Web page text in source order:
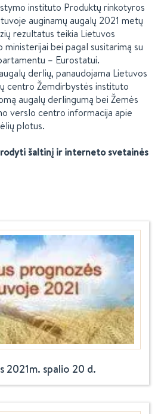
instituto Produktų rinkotyros
auginamų augalų 2021 metų
rezultatus teikia Lietuvos
ministerijai bei pagal susitarimą su
– Eurostatui.
derlių, panaudojama Lietuvos
centro Žemdirbystės instituto
augalų derlingumą bei Žemės
verslo centro informacija apie
plotus.
šaltinį ir interneto svetainės
2021m. spalio 20 d.